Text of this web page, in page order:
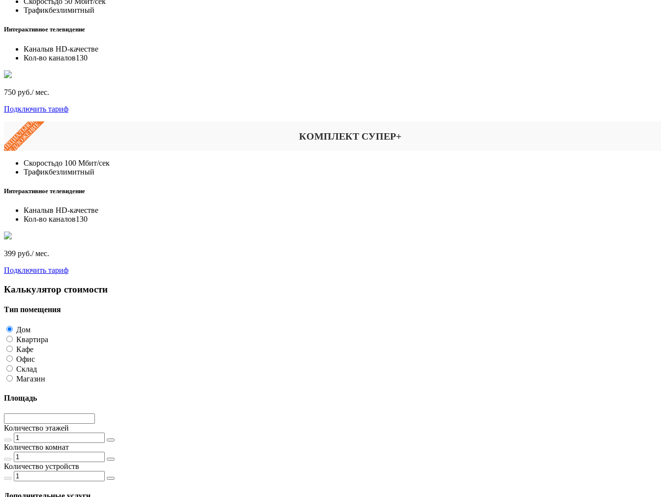
Трафикбезлимитный
Интерактивное телевидение
Каналыв HD-качестве
Кол-во каналов130
750 руб./ мес.
Подключить тариф
ПРЕДЛОЖЕНИЕ КОМПЛЕКТ СУПЕР+
Скоростьдо 100 Мбит/сек
Трафикбезлимитный
Интерактивное телевидение
Каналыв HD-качестве
Кол-во каналов130
399 руб./ мес.
Подключить тариф
Калькулятор стоимости
Тип помещения
Дом
Квартира
Кафе
Офис
Склад
Магазин
Площадь
Количество этажей
Количество комнат
Количество устройств